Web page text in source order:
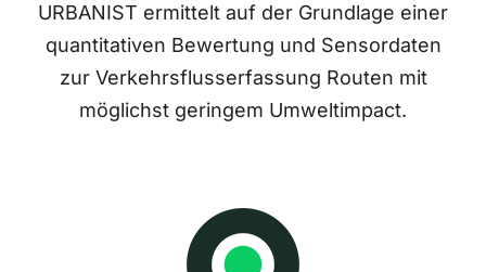
URBANIST ermittelt auf der Grundlage einer
quantitativen Bewertung und Sensordaten
zur Verkehrsflusserfassung Routen mit
möglichst geringem Umweltimpact.